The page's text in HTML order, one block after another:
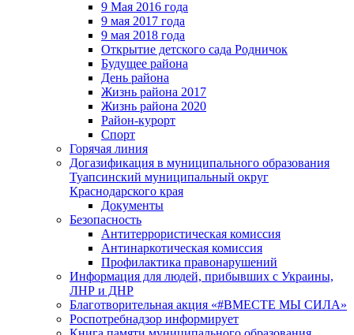
9 Мая 2016 года
9 мая 2017 года
9 мая 2018 года
Открытие детского сада Родничок
Будущее района
День района
Жизнь района 2017
Жизнь района 2020
Район-курорт
Спорт
Горячая линия
Догазификация в муниципального образования
Туапсинский муниципальный округ
Краснодарского края
Документы
Безопасность
Антитеррористическая комиссия
Антинаркотическая комиссия
Профилактика правонарушений
Информация для людей, прибывших с Украины,
ЛНР и ДНР
Благотворительная акция «#ВМЕСТЕ МЫ СИЛА»
Роспотребнадзор информирует